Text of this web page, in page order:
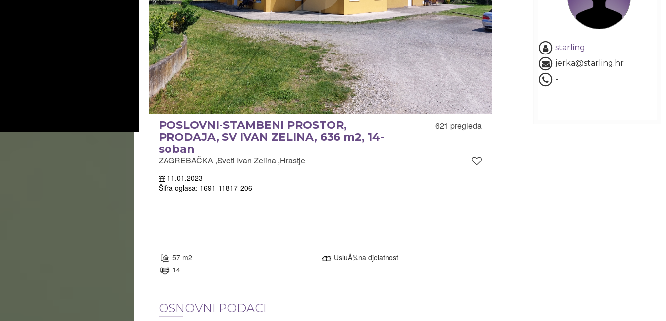
starling
jerka@starling.hr
-
POSLOVNI-STAMBENI PROSTOR,
PRODAJA, SV IVAN ZELINA, 636 m2, 14-
soban
621 pregleda
ZAGREBAČKA ,Sveti Ivan Zelina ,Hrastje
11.01.2023
Šifra oglasa: 1691-11817-206
57 m2
UsluÅ¾na djelatnost
14
OSNOVNI PODACI